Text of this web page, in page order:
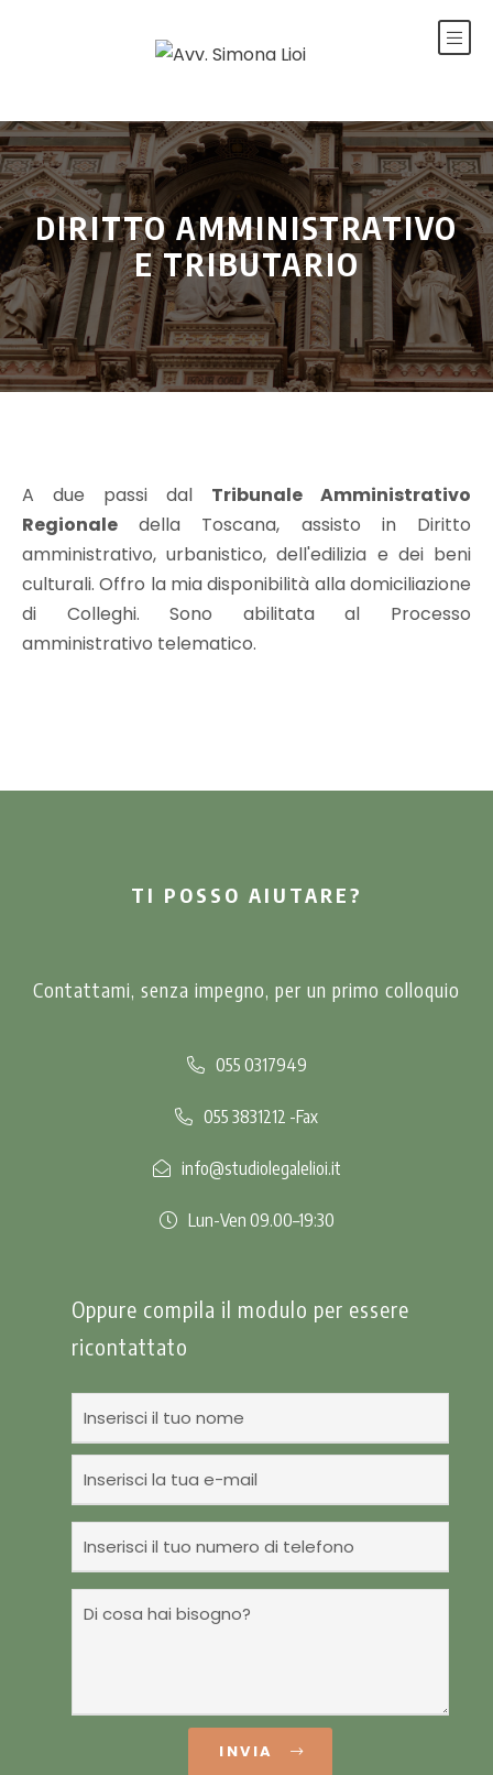
DIRITTO AMMINISTRATIVO
E TRIBUTARIO
A due passi dal Tribunale Amministrativo
Regionale della Toscana, assisto in Diritto
amministrativo, urbanistico, dell'edilizia e dei beni
culturali. Offro la mia disponibilità alla domiciliazione
di Colleghi. Sono abilitata al Processo
amministrativo telematico.
TI POSSO AIUTARE?
Contattami, senza impegno, per un primo colloquio
055 0317949
055 3831212 -Fax
info@studiolegalelioi.it
Lun-Ven 09.00–19:30
Oppure compila il modulo per essere
ricontattato
INVIA